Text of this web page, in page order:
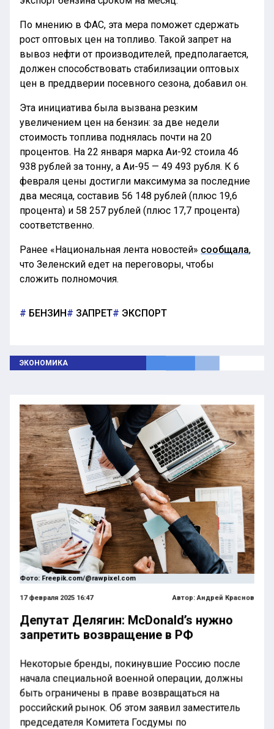
По мнению в ФАС, эта мера поможет сдержать
рост оптовых цен на топливо. Такой запрет на
вывоз нефти от производителей, предполагается,
должен способствовать стабилизации оптовых
цен в преддверии посевного сезона, добавил он.
Эта инициатива была вызвана резким
увеличением цен на бензин: за две недели
стоимость топлива поднялась почти на 20
процентов. На 22 января марка Аи-92 стоила 46
938 рублей за тонну, а Аи-95 — 49 493 рубля. К 6
февраля цены достигли максимума за последние
два месяца, составив 56 148 рублей (плюс 19,6
процента) и 58 257 рублей (плюс 17,7 процента)
соответственно.
Ранее «Национальная лента новостей» сообщала,
что Зеленский едет на переговоры, чтобы
сложить полномочия.
БЕНЗИН ЗАПРЕТ ЭКСПОРТ
ЭКОНОМИКА
Фото: Freepik.com/@rawpixel.com
17 февраля 2025 16:47 Автор: Андрей Краснов
Депутат Делягин: McDonald’s нужно
запретить возвращение в РФ
Некоторые бренды, покинувшие Россию после
начала специальной военной операции, должны
быть ограничены в праве возвращаться на
российский рынок. Об этом заявил заместитель
председателя Комитета Госдумы по